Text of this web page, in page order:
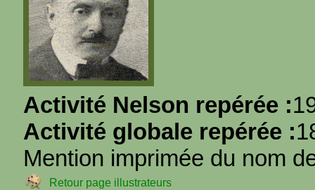
Activité Nelson repérée :
Activité globale repérée :
Mention imprimée du nom
Retour page illustrateurs